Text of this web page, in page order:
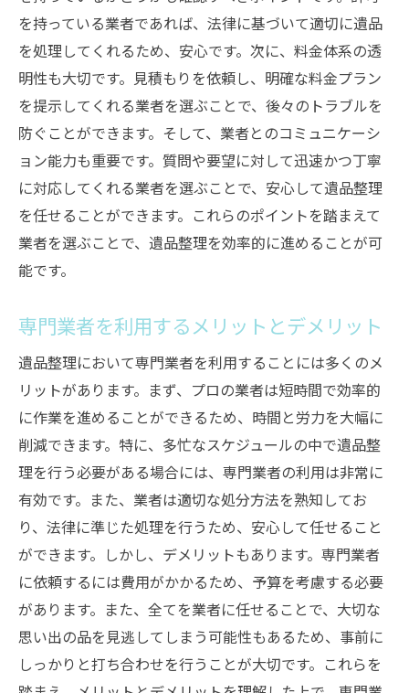
を持っている業者であれば、法律に基づいて適切に遺品
を処理してくれるため、安心です。次に、料金体系の透
明性も大切です。見積もりを依頼し、明確な料金プラン
を提示してくれる業者を選ぶことで、後々のトラブルを
防ぐことができます。そして、業者とのコミュニケーシ
ョン能力も重要です。質問や要望に対して迅速かつ丁寧
に対応してくれる業者を選ぶことで、安心して遺品整理
を任せることができます。これらのポイントを踏まえて
業者を選ぶことで、遺品整理を効率的に進めることが可
能です。
専門業者を利用するメリットとデメリット
遺品整理において専門業者を利用することには多くのメ
リットがあります。まず、プロの業者は短時間で効率的
に作業を進めることができるため、時間と労力を大幅に
削減できます。特に、多忙なスケジュールの中で遺品整
理を行う必要がある場合には、専門業者の利用は非常に
有効です。また、業者は適切な処分方法を熟知してお
り、法律に準じた処理を行うため、安心して任せること
ができます。しかし、デメリットもあります。専門業者
に依頼するには費用がかかるため、予算を考慮する必要
があります。また、全てを業者に任せることで、大切な
思い出の品を見逃してしまう可能性もあるため、事前に
しっかりと打ち合わせを行うことが大切です。これらを